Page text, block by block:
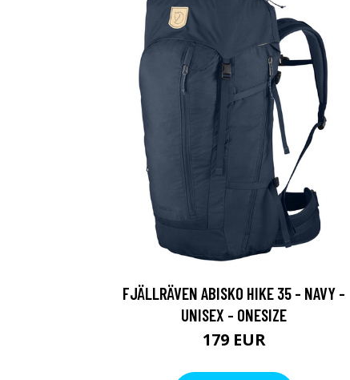
FJÄLLRÄVEN ABISKO HIKE 35 - NAVY -
UNISEX - ONESIZE
179 EUR